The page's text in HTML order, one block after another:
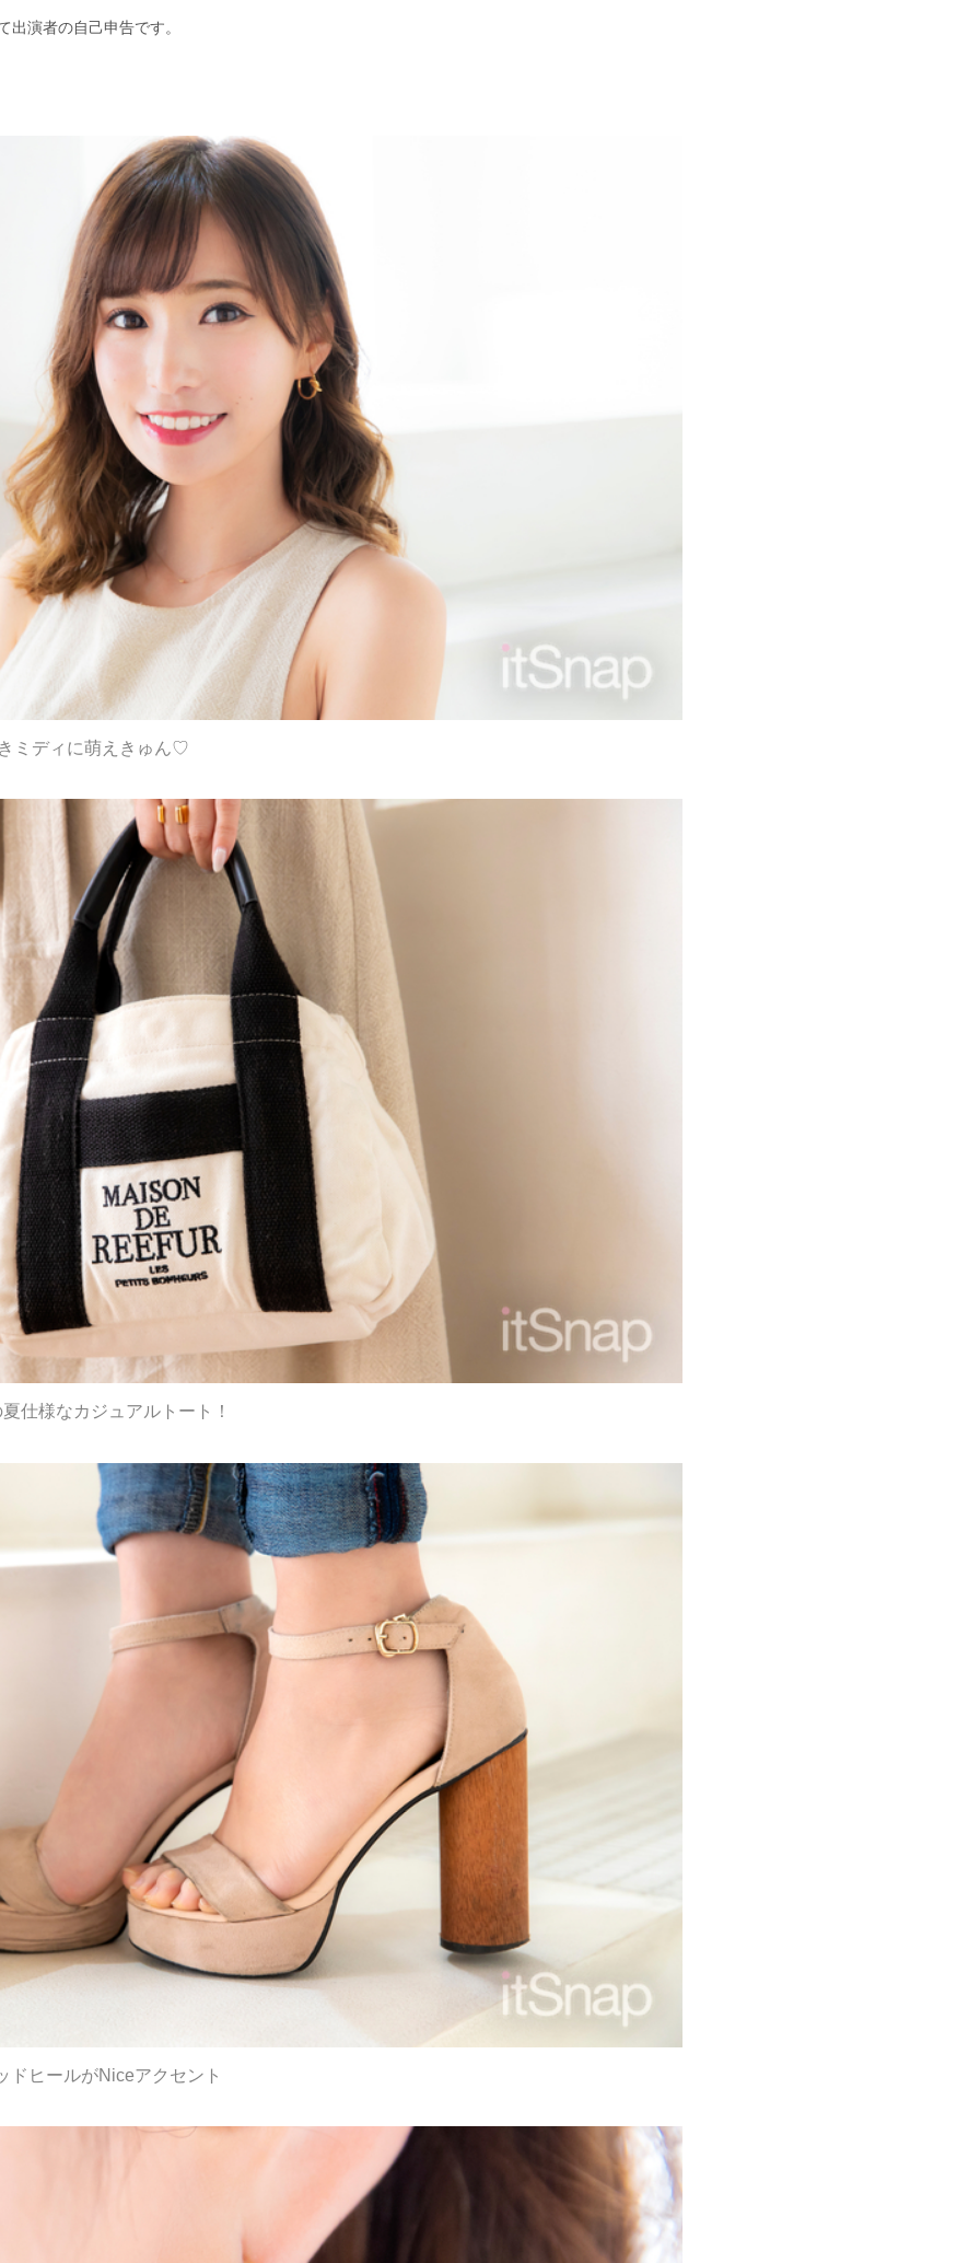
演者の自己申告です。
ミディに萌えきゅん♡
仕様なカジュアルトート！
ドヒールがNiceアクセント